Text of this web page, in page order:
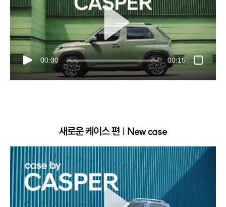
00:00 00:15
새로운 케이스 편 | New case